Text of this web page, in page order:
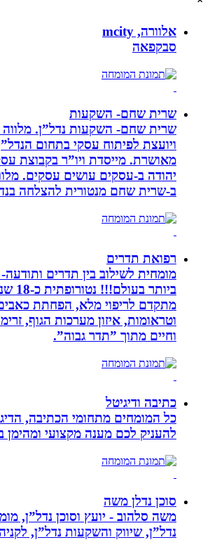
אלוורה, mcity
סבקפאה
שרית שחם- השקעות
שרית שחם- השקעות נדל”ן. מלווה
ויועצת לפיתוח עסקי בתחום הנדל”ן.
מאושרת. ‏מייסדת ויו”ר בקבוצת עסקים
יהודה‏ ב-‏עסקים עושים עסקים‏. ‏מלווה
ב-‏שרית שחם מנטורית להצלחה בנדל”ן‏
רפואת תדרים
מומחית לשילוב בין תדרים ותודעה- כלי
ביותר בעולם!!!
מתקדם לריפוי מלא, הפחתת כאבים,
וטראומות, איזון מערכות הגוף, זרימה
וחיים מתוך ”תדר גבוה”.
כתיבה ודיגיטל
כל המומחים מתחומי הכתיבה, הדיגיטל
להעניק לכם מענה מקצועי ומהימן
סוכן נדלן משה
משה סלהוב - יועץ וסוכן נדל”ן, מומחה
נדל”ן, שיווק והשקעות נדל”ן, לקניה/